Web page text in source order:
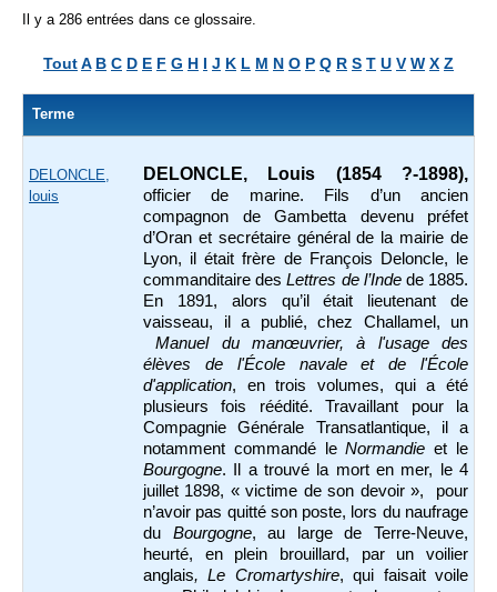
Il y a 286 entrées dans ce glossaire.
ToutA B C D E F G H I J K L M N O P Q R S T U V W X Z
Terme
DELONCLE,
louis
DELONCLE, Louis (1854 ?-1898),
officier de marine. Fils d’un ancien
compagnon de Gambetta devenu préfet
d’Oran et secrétaire général de la mairie de
Lyon, il était frère de François Deloncle, le
commanditaire desLettres de l’Inde de 1885.
En 1891, alors qu’il était lieutenant de
vaisseau, il a publié, chez Challamel, un
Manuel du manœuvrier, à l'usage des
élèves de l'École navale et de l'École
d'application, en trois volumes, qui a été
plusieurs fois réédité. Travaillant pour la
Compagnie Générale Transatlantique, il a
notamment commandé leNormandie et le
Bourgogne. Il a trouvé la mort en mer, le 4
juillet 1898, « victime de son devoir », pour
n’avoir pas quitté son poste, lors du naufrage
du Bourgogne, au large de Terre-Neuve,
heurté, en plein brouillard, par un voilier
anglais, Le Cromartyshire, qui faisait voile